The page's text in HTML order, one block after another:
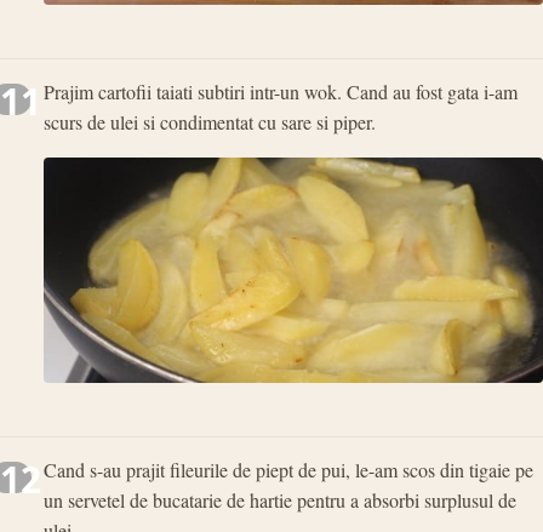
11 Prajim cartofii taiati subtiri intr-un wok. Cand au fost gata i-am
scurs de ulei si condimentat cu sare si piper.
12Cand s-au prajit fileurile de piept de pui, le-am scos din tigaie pe
un servetel de bucatarie de hartie pentru a absorbi surplusul de